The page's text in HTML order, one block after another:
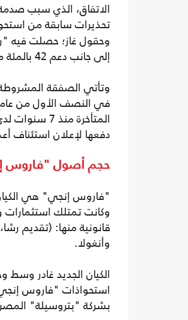
الاتفاق، الذي سبب
تحذيرات سابقة من
وحقول غاز؛ حصلت فيه
إلى جانب دعم 42 بالمئة من مساهمي رأس المال، مقابل 28 بنسا للسهم.
وتأتي الصفقة
دفعها لإعلان استئناف أعمال
حجم أصول "فاروس
قانونية منها: (تقديم
وأنغولا.
الكيان الجديد غادر
بشركة "بتروسيلة"